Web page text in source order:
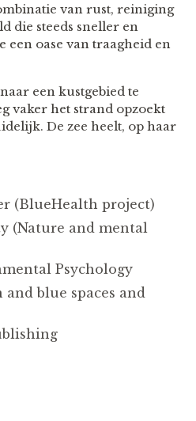
van rust, reiniging
die steeds sneller en
een oase van traagheid en
een kustgebied te
vaker het strand opzoekt
De zee heelt, op haar
(BlueHealth project)
(Nature and mental
Psychology
blue spaces and